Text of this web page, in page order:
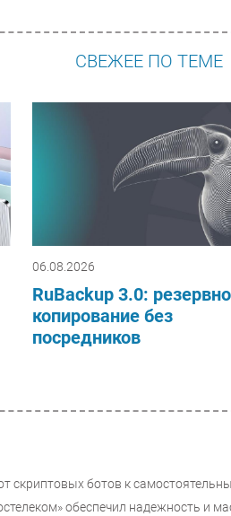
СВЕЖЕЕ ПО ТЕМЕ
06.08.2026
RuBackup 3.0:
копирование без
посредников
скриптовых ботов к
обеспечил надежность и